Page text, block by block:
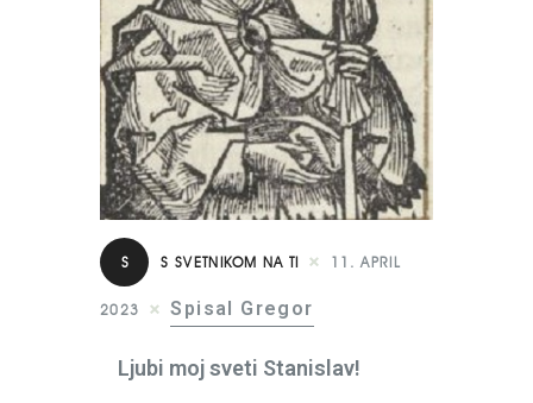
S S SVETNIKOM NA TI 11. APRIL
2023 Spisal Gregor
Ljubi moj sveti Stanislav!